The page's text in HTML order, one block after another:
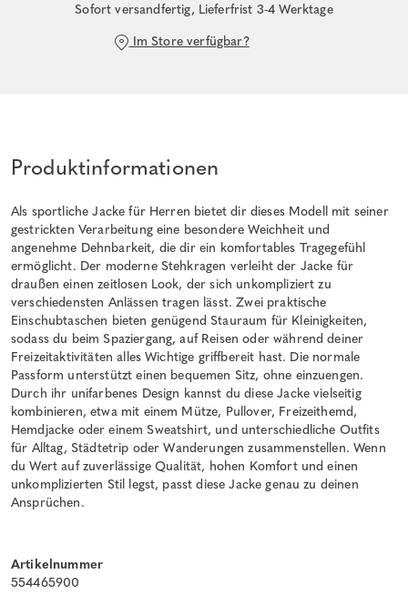
Sofort versandfertig, Lieferfrist 3-4 Werktage
Im Store verfügbar?
Produktinformationen
Als sportliche Jacke für Herren bietet dir dieses Modell mit seiner
gestrickten Verarbeitung eine besondere Weichheit und
angenehme Dehnbarkeit, die dir ein komfortables Tragegefühl
ermöglicht. Der moderne Stehkragen verleiht der Jacke für
draußen einen zeitlosen Look, der sich unkompliziert zu
verschiedensten Anlässen tragen lässt. Zwei praktische
Einschubtaschen bieten genügend Stauraum für Kleinigkeiten,
sodass du beim Spaziergang, auf Reisen oder während deiner
Freizeitaktivitäten alles Wichtige griffbereit hast. Die normale
Passform unterstützt einen bequemen Sitz, ohne einzuengen.
Durch ihr unifarbenes Design kannst du diese Jacke vielseitig
kombinieren, etwa mit einem Mütze, Pullover, Freizeithemd,
Hemdjacke oder einem Sweatshirt, und unterschiedliche Outfits
für Alltag, Städtetrip oder Wanderungen zusammenstellen. Wenn
du Wert auf zuverlässige Qualität, hohen Komfort und einen
unkomplizierten Stil legst, passt diese Jacke genau zu deinen
Ansprüchen.
Artikelnummer
554465900